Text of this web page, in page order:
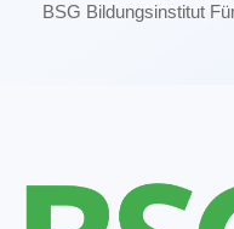
BSG Bildungsinstitut